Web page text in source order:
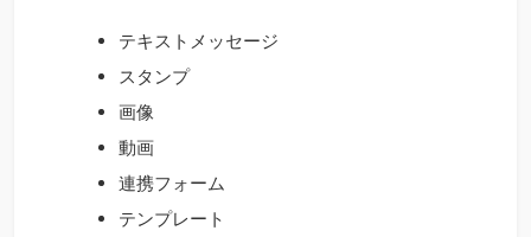
テキストメッセージ
スタンプ
画像
動画
連携フォーム
テンプレート